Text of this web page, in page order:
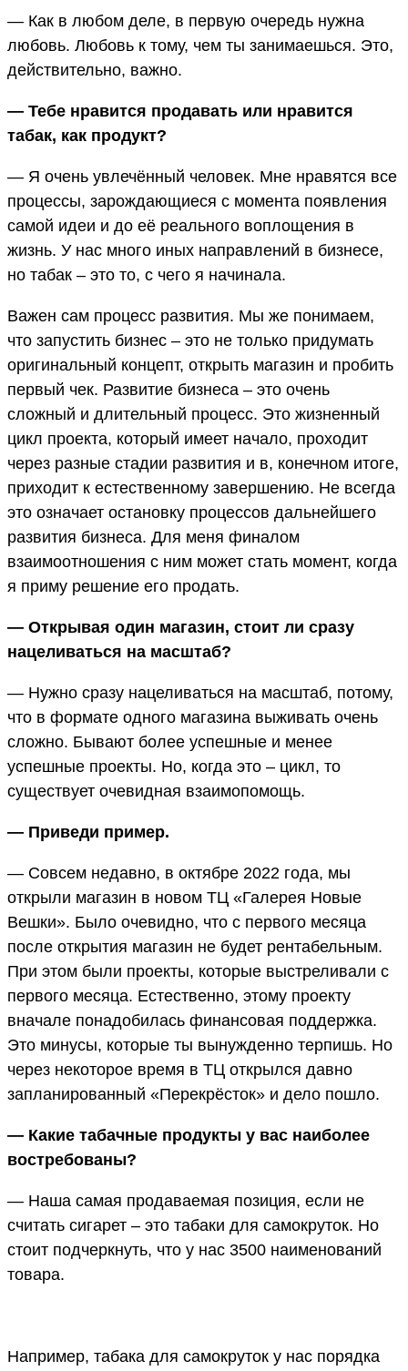
— Как в любом деле, в первую очередь нужна
любовь. Любовь к тому, чем ты занимаешься. Это,
действительно, важно.
— Тебе нравится продавать или нравится
табак, как продукт?
— Я очень увлечённый человек. Мне нравятся все
процессы, зарождающиеся с момента появления
самой идеи и до её реального воплощения в
жизнь. У нас много иных направлений в бизнесе,
но табак – это то, с чего я начинала.
Важен сам процесс развития. Мы же понимаем,
что запустить бизнес – это не только придумать
оригинальный концепт, открыть магазин и пробить
первый чек. Развитие бизнеса – это очень
сложный и длительный процесс. Это жизненный
цикл проекта, который имеет начало, проходит
через разные стадии развития и в, конечном итоге,
приходит к естественному завершению. Не всегда
это означает остановку процессов дальнейшего
развития бизнеса. Для меня финалом
взаимоотношения с ним может стать момент, когда
я приму решение его продать.
— Открывая один магазин, стоит ли сразу
нацеливаться на масштаб?
— Нужно сразу нацеливаться на масштаб, потому,
что в формате одного магазина выживать очень
сложно. Бывают более успешные и менее
успешные проекты. Но, когда это – цикл, то
существует очевидная взаимопомощь.
— Приведи пример.
— Совсем недавно, в октябре 2022 года, мы
открыли магазин в новом ТЦ «Галерея Новые
Вешки». Было очевидно, что c первого месяца
после открытия магазин не будет рентабельным.
При этом были проекты, которые выстреливали с
первого месяца. Естественно, этому проекту
вначале понадобилась финансовая поддержка.
Это минусы, которые ты вынужденно терпишь. Но
через некоторое время в ТЦ открылся давно
запланированный «Перекрёсток» и дело пошло.
— Какие табачные продукты у вас наиболее
востребованы?
— Наша самая продаваемая позиция, если не
считать сигарет – это табаки для самокруток. Но
стоит подчеркнуть, что у нас 3500 наименований
товара.
Например, табака для самокруток у нас порядка